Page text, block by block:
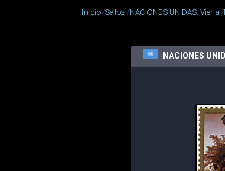
Inicio Sellos NACIONES UNIDAS. Viena
NACIONES